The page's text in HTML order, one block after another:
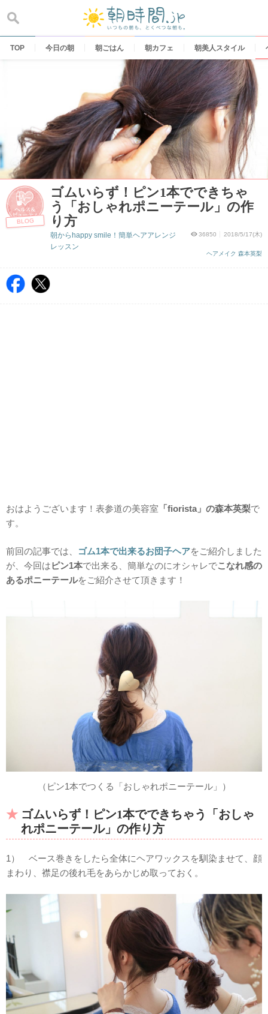
content
TOP 今日の朝 朝ごはん 朝カフェ 朝美人スタイル
BLOG
ゴムいらず！ピン1本でできちゃ
う「おしゃれポニーテール」の作
り方
36850 2018/5/17(木)
ヘアメイク 森本英梨
朝からhappy smile！簡単ヘアアレンジ
レッスン
おはようございます！表参道の美容室 「fiorista」の森本英梨で
す。
前回の記事では、 ゴム1本で出来るお団子ヘアをご紹介しました
が、今回はピン1本で出来る、簡単なのにオシャレでこなれ感の
あるポニーテールをご紹介させて頂きます！
（ピン1本でつくる「おしゃれポニーテール」）
ゴムいらず！ピン1本でできちゃう「おしゃ
れポニーテール」の作り方
1） ベース巻きをしたら全体にヘアワックスを馴染ませて、顔
まわり、襟足の後れ毛をあらかじめ取っておく。